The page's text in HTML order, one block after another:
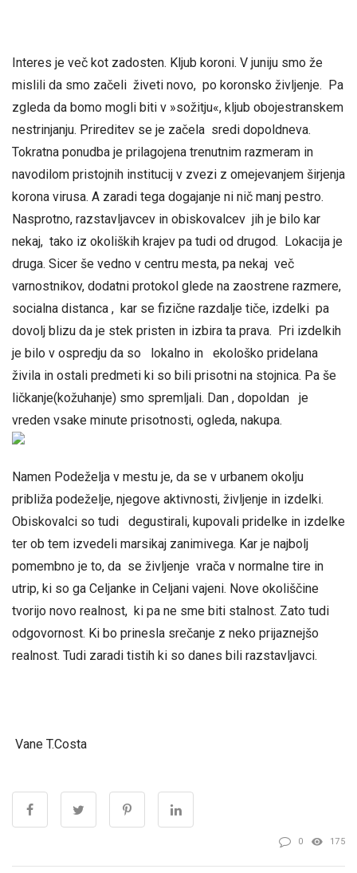
Interes je več kot zadosten. Kljub koroni. V juniju smo že
mislili da smo začeli živeti novo, po koronsko življenje. Pa
zgleda da bomo mogli biti v »sožitju«, kljub obojestranskem
nestrinjanju. Prireditev se je začela sredi dopoldneva.
Tokratna ponudba je prilagojena trenutnim razmeram in
navodilom pristojnih institucij v zvezi z omejevanjem širjenja
korona virusa. A zaradi tega dogajanje ni nič manj pestro.
Nasprotno, razstavljavcev in obiskovalcev jih je bilo kar
nekaj, tako iz okoliških krajev pa tudi od drugod. Lokacija je
druga. Sicer še vedno v centru mesta, pa nekaj več
varnostnikov, dodatni protokol glede na zaostrene razmere,
socialna distanca , kar se fizične razdalje tiče, izdelki pa
dovolj blizu da je stek pristen in izbira ta prava. Pri izdelkih
je bilo v ospredju da so lokalno in ekološko pridelana
živila in ostali predmeti ki so bili prisotni na stojnica. Pa še
ličkanje(kožuhanje) smo spremljali. Dan , dopoldan je
vreden vsake minute prisotnosti, ogleda, nakupa.
Namen Podeželja v mestu je, da se v urbanem okolju
približa podeželje, njegove aktivnosti, življenje in izdelki.
Obiskovalci so tudi degustirali, kupovali pridelke in izdelke
ter ob tem izvedeli marsikaj zanimivega. Kar je najbolj
pomembno je to, da se življenje vrača v normalne tire in
utrip, ki so ga Celjanke in Celjani vajeni. Nove okoliščine
tvorijo novo realnost, ki pa ne sme biti stalnost. Zato tudi
odgovornost. Ki bo prinesla srečanje z neko prijaznejšo
realnost. Tudi zaradi tistih ki so danes bili razstavljavci.
Vane T.Costa
0 175